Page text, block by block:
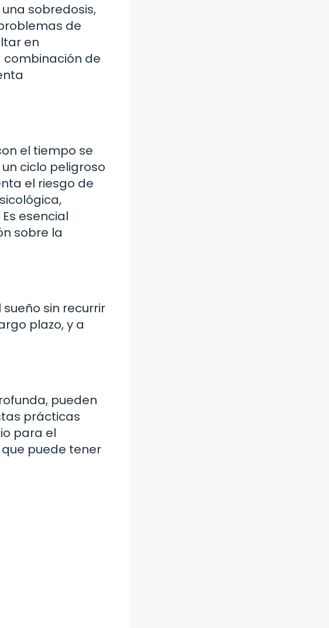
sobredosis,
de
en
combinación de
el tiempo se
ciclo peligroso
el riesgo de
esencial
sobre la
sin recurrir
plazo, y a
pueden
prácticas
para el
puede tener